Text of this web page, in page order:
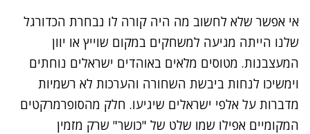
אי אפשר שלא לחשוב מה היה קורה לו נבחרת הכדורגל
שלנו הייתה מגיעה למשחקים במקום שוייץ או יוון
המעצבנות. מטוסים מלאים באוהדים ישראלים נוחתים
וימשיכו לנחות ביבשת השחורה והערכות לא רשמיות
מדברות על אלפי ישראלים שיגיעו. חלק מהסופרמרקטים
המקומיים אפילו שמו שלט של "כושר" שרק מזמין